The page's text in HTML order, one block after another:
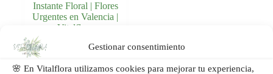
Gestionar consentimiento
🌸 En Vitalflora utilizamos cookies para mejorar tu experiencia,
Instante Floral | Flores
Urgentes en Valencia |
Vitalflora
carrito